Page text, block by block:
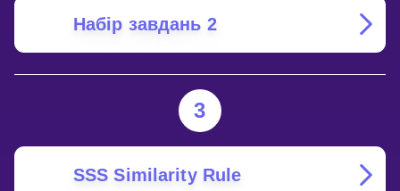
Набір завдань 2
3
SSS Similarity Rule